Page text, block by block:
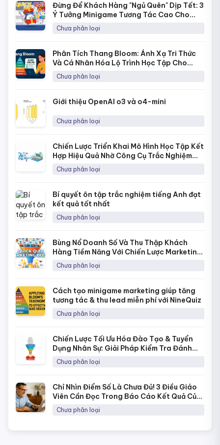
Đừng Để Khách Hàng "Ngủ Quên" Dịp Tết: 3
Ý Tưởng Minigame Tương Tác Cao Cho
Fanpage Với Quick Quiz
Chưa phân loại
Phân Tích Thang Bloom: Ánh Xạ Tri Thức
Và Cá Nhân Hóa Lộ Trình Học Tập Cho
Từng Học Sinh
Chưa phân loại
Giới thiệu OpenAI o3 và o4-mini
Chưa phân loại
Chiến Lược Triển Khai Mô Hình Học Tập Kết
Hợp Hiệu Quả Nhờ Công Cụ Trắc Nghiệm
Online
Chưa phân loại
Bí quyết ôn tập trắc nghiệm tiếng Anh đạt
kết quả tốt nhất
Chưa phân loại
Bùng Nổ Doanh Số Và Thu Thập Khách
Hàng Tiềm Năng Với Chiến Lược Marketing
Bằng Quick Quiz
Chưa phân loại
Cách tạo minigame marketing giúp tăng
tương tác & thu lead miễn phí với NineQuiz
Chưa phân loại
Chiến Lược Tối Ưu Hóa Đào Tạo & Tuyển
Dụng Nhân Sự: Giải Pháp Kiểm Tra Đánh
Giá Năng Lực Thời 4.0
Chưa phân loại
Chỉ Nhìn Điểm Số Là Chưa Đủ! 3 Điều Giáo
Viên Cần Đọc Trong Báo Cáo Kết Quả Của
NineQuiz Để Hiểu Học Sinh Hơn
Chưa phân loại